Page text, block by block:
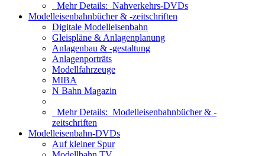
Mehr Details: Nahverkehrs-DVDs
Modelleisenbahnbücher & -zeitschriften
Digitale Modelleisenbahn
Gleispläne & Anlagenplanung
Anlagenbau & -gestaltung
Anlagenporträts
Modellfahrzeuge
MIBA
N Bahn Magazin
Mehr Details: Modelleisenbahnbücher & -
zeitschriften
Modelleisenbahn-DVDs
Auf kleiner Spur